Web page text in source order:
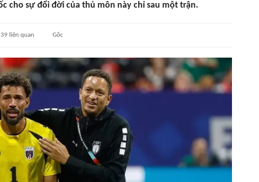
cho sự đổi đời của thủ môn này chỉ sau một trận.
39 liên quan Gốc